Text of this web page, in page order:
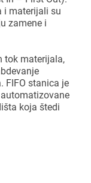
i materijali su
zamene i
tok materijala,
FIFO stanica je
koja štedi